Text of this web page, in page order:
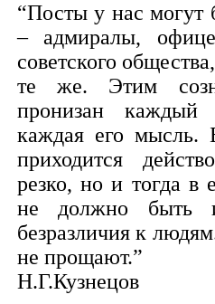
“Посты у нас могут
– адмиралы,
советского
те же. Этим
пронизан каждый
каждая его мысль.
приходится
резко, но и тогда в
не должно быть
безразличия к
не прощают.”
Н.Г.Кузнецов